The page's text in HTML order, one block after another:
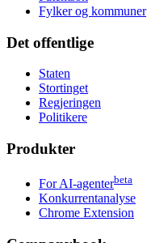
Fylker og kommuner
Det offentlige
Staten
Stortinget
Regjeringen
Politikere
Produkter
For AI-agenterbeta
Konkurrentanalyse
Chrome Extension